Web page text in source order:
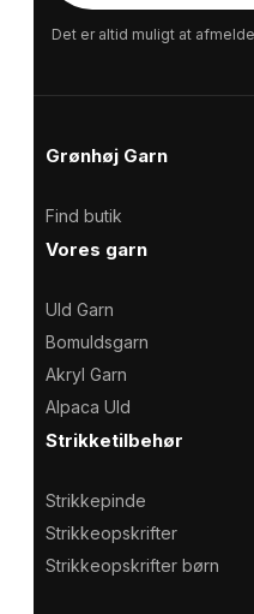
m
a
Det er altid muligt at
Grønhøj Garn
Find butik
Vores garn
Uld Garn
Bomuldsgarn
Akryl Garn
Alpaca Uld
Strikketilbehør
Strikkepinde
Strikkeopskrifter
Strikkeopskrifter børn